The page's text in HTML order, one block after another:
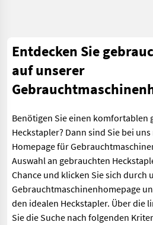
Entdecken Sie
auf unserer
Benötigen Sie einen komfortablen
Heckstapler? Dann sind Sie bei
Homepage für
Auswahl an gebrauchten
Chance und klicken Sie sich durch
Gebrauchtmaschinenhomepage
den idealen Heckstapler. Über die
Sie die Suche nach folgenden